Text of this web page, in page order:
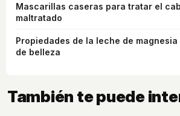
Mascarillas caseras para tratar el
maltratado
Propiedades de la leche de
de belleza
También te puede